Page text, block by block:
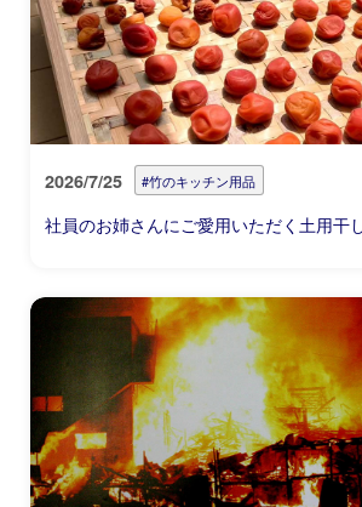
2026/7/25 #竹のキッチン用品
社員のお姉さんにご愛用いただく土用干